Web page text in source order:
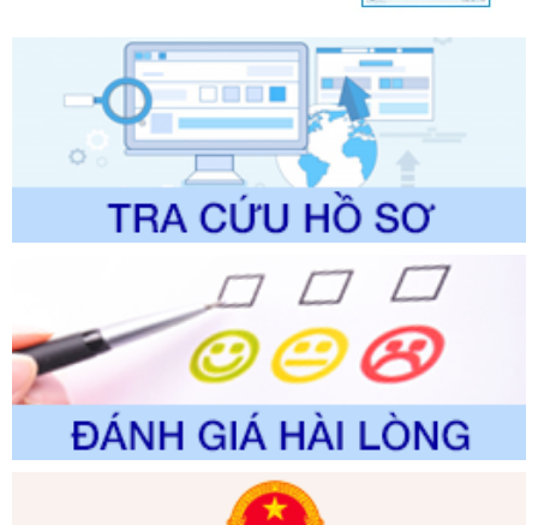
Số kí hiệu:2304/QĐ-UBND
Tên: Quyết định công bố Danh mục thủ tục hành chính
được sửa đổi, bổ sung và phê duyệt Quy trình nội bộ, quy
trình điện tử giải quyết thủ tục hành chính trong lĩnh vực Du
lịch thuộc phạm vi chức năng quản lý của Sở Văn hóa, Thể
thao và Du lịch
Ngày ban hành: 01/06/2026
Tên: Về việc công bố Danh mục thủ tục hành chính sửa
đổi, bổ sung và phê duyệt Quy trình nội bộ, quy trình điện tử
trong giải quyết thủtục hành chính lĩnh vực biến đổi khí hậu
thuộc phạm vi giải quyết của Sở Nông nghiệp và Môi
trường
Ngày ban hành: 01/06/2026
Số kí hiệu:2300/QĐ-UBND
Tên: V/v công bố danh mục thủ tục hành chính được sửa
đổi, bổ sung và phê duyệt quy trình nội bộ, quy trình điện tử
giải quyết thủ tục hành chính trong lĩnh vực Luật sư thuộc